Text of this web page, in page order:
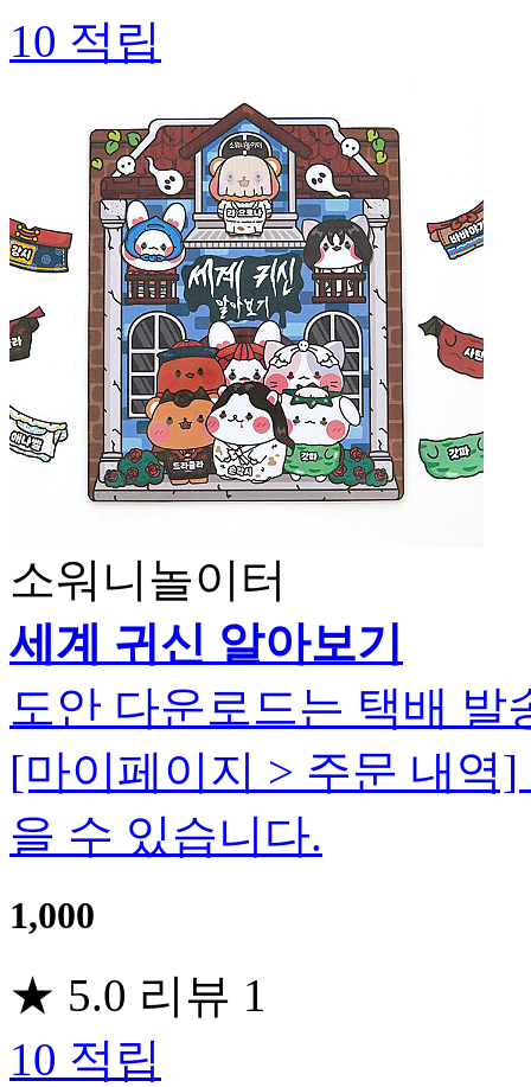
10 적립
소워니놀이터
세계 귀신 알아보기
도안 다운로드는 택배 발
[마이페이지 > 주문 내역
을 수 있습니다.
1,000
★ 5.0 리뷰 1
10 적립